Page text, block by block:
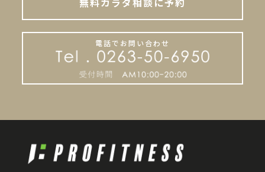
電話でお問い合わせ